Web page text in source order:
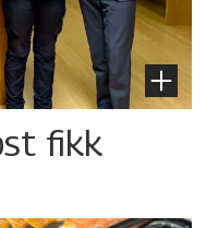
fikk